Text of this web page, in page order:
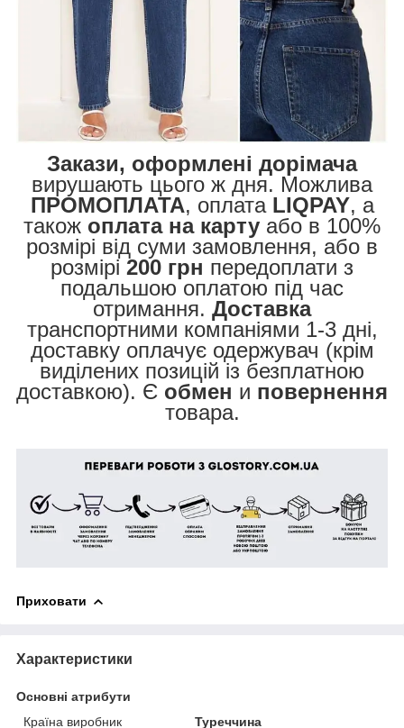
Закази, оформлені дорімача
вирушають цього ж дня. Можлива
ПРОМОПЛАТА, оплата LIQPAY, а
також оплата на карту або в 100%
розмірі від суми замовлення, або в
розмірі 200 грн передоплати з
подальшою оплатою під час
отримання. Доставка
транспортними компаніями 1-3 дні,
доставку оплачує одержувач (крім
виділених позицій із безплатною
доставкою). Є обмен и повернення
товара.
Приховати
Характеристики
Основні атрибути
Країна виробник
Туреччина